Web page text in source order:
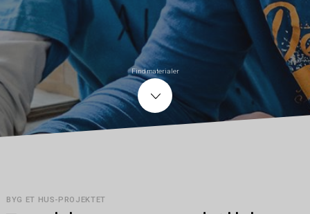
Find materialer
BYG ET HUS-PROJEKTET